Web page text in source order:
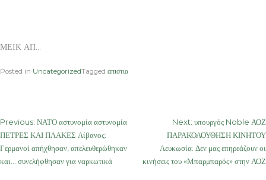
ΜΕΙΚ ΑΠ…
Posted in UncategorizedTagged απιστια
Post
navigation
Previous: ΝΑΤΟ αστυνομία αστυνομία
ΠΕΤΡΕΣ ΚΑΙ ΠΛΑΚΕΣ Λίβανος:
Γερμανοί απήχθησαν, απελευθερώθηκαν
και… συνελήφθησαν για ναρκωτικά
Next: υπουργός Noble ΑΟΖ
ΠΑΡΑΚΟΛΟΥΘΗΣΗ ΚΙΝΗΤΟΥ
Λευκωσία: Δεν μας επηρεάζουν οι
κινήσεις του «Μπαρμπαρός» στην ΑΟΖ